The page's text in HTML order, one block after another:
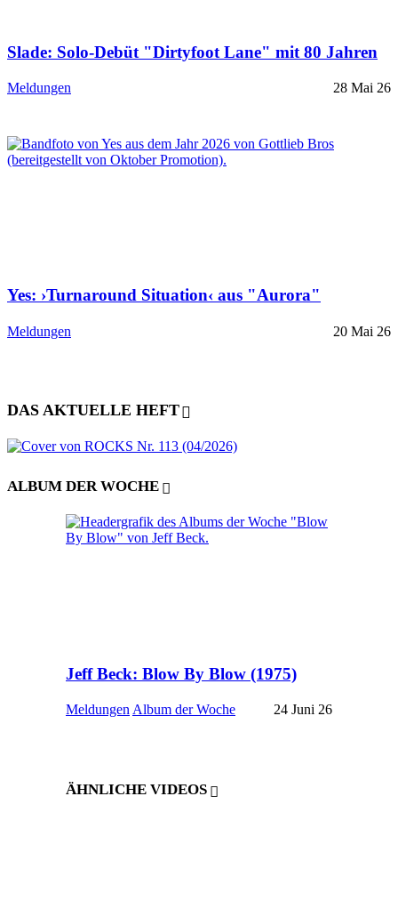
Slade: Solo-Debüt "Dirtyfoot Lane" mit 80 Jahren
Meldungen 28 Mai 26
Yes: ›Turnaround Situation‹ aus "Aurora"
Meldungen 20 Mai 26
DAS AKTUELLE HEFT
ALBUM DER WOCHE
Jeff Beck: Blow By Blow (1975)
MeldungenAlbum der Woche 24 Juni 26
ÄHNLICHE VIDEOS